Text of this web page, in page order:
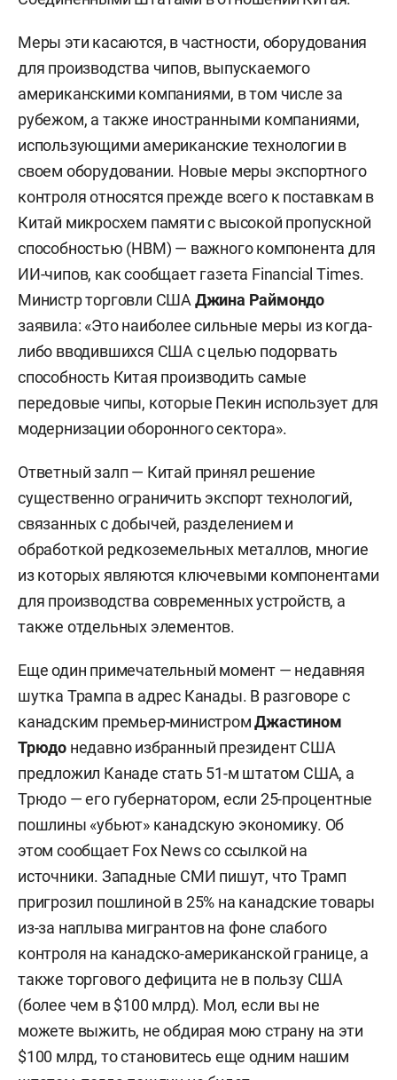
Меры эти касаются, в частности, оборудования
для производства чипов, выпускаемого
американскими компаниями, в том числе за
рубежом, а также иностранными компаниями,
использующими американские технологии в
своем оборудовании. Новые меры экспортного
контроля относятся прежде всего к поставкам в
Китай микросхем памяти с высокой пропускной
способностью (HBM) — важного компонента для
ИИ-чипов, как сообщает газета Financial Times.
Министр торговли США Джина Раймондо
заявила: «Это наиболее сильные меры из когда-
либо вводившихся США с целью подорвать
способность Китая производить самые
передовые чипы, которые Пекин использует для
модернизации оборонного сектора».
Ответный залп — Китай принял решение
существенно ограничить экспорт технологий,
связанных с добычей, разделением и
обработкой редкоземельных металлов, многие
из которых являются ключевыми компонентами
для производства современных устройств, а
также отдельных элементов.
Еще один примечательный момент — недавняя
шутка Трампа в адрес Канады. В разговоре с
канадским премьер-министромДжастином
Трюдо недавно избранный президент США
предложил Канаде стать 51-м штатом США, а
Трюдо — его губернатором, если 25-процентные
пошлины «убьют» канадскую экономику. Об
этом сообщает Fox News со ссылкой на
источники. Западные СМИ пишут, что Трамп
пригрозил пошлиной в 25% на канадские товары
из-за наплыва мигрантов на фоне слабого
контроля на канадско-американской границе, а
также торгового дефицита не в пользу США
(более чем в $100 млрд). Мол, если вы не
можете выжить, не обдирая мою страну на эти
$100 млрд, то становитесь еще одним нашим